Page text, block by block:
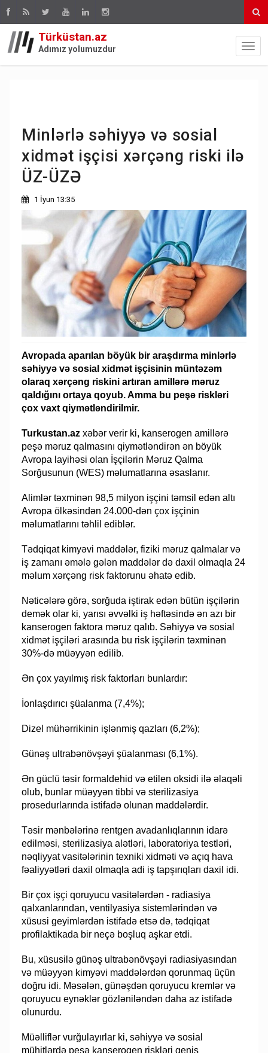
Türküstan.az
Adımız yolumuzdur
Minlərlə səhiyyə və sosial
xidmət işçisi xərçəng riski ilə
ÜZ-ÜZƏ
1 İyun 13:35
Avropada aparılan böyük bir araşdırma minlərlə
səhiyyə və sosial xidmət işçisinin müntəzəm
olaraq xərçəng riskini artıran amillərə məruz
qaldığını ortaya qoyub. Amma bu peşə riskləri
çox vaxt qiymətləndirilmir.
Turkustan.azxəbər verir ki, kanserogen amillərə
peşə məruz qalmasını qiymətləndirən ən böyük
Avropa layihəsi olan İşçilərin Məruz Qalma
Sorğusunun (WES) məlumatlarına əsaslanır.
Alimlər təxminən 98,5 milyon işçini təmsil edən altı
Avropa ölkəsindən 24.000-dən çox işçinin
məlumatlarını təhlil ediblər.
Tədqiqat kimyəvi maddələr, fiziki məruz qalmalar və
iş zamanı əmələ gələn maddələr də daxil olmaqla 24
məlum xərçəng risk faktorunu əhatə edib.
Nəticələrə görə, sorğuda iştirak edən bütün işçilərin
demək olar ki, yarısı əvvəlki iş həftəsində ən azı bir
kanserogen faktora məruz qalıb. Səhiyyə və sosial
xidmət işçiləri arasında bu risk işçilərin təxminən
30%-də müəyyən edilib.
Ən çox yayılmış risk faktorları bunlardır:
İonlaşdırıcı şüalanma (7,4%);
Dizel mühərrikinin işlənmiş qazları (6,2%);
Günəş ultrabənövşəyi şüalanması (6,1%).
Ən güclü təsir formaldehid və etilen oksidi ilə əlaqəli
olub, bunlar müəyyən tibbi və sterilizasiya
prosedurlarında istifadə olunan maddələrdir.
Təsir mənbələrinə rentgen avadanlıqlarının idarə
edilməsi, sterilizasiya alətləri, laboratoriya testləri,
nəqliyyat vasitələrinin texniki xidməti və açıq hava
fəaliyyətləri daxil olmaqla adi iş tapşırıqları daxil idi.
Bir çox işçi qoruyucu vasitələrdən - radiasiya
qalxanlarından, ventilyasiya sistemlərindən və
xüsusi geyimlərdən istifadə etsə də, tədqiqat
profilaktikada bir neçə boşluq aşkar etdi.
Bu, xüsusilə günəş ultrabənövşəyi radiasiyasından
və müəyyən kimyəvi maddələrdən qorunmaq üçün
doğru idi. Məsələn, günəşdən qoruyucu kremlər və
qoruyucu eynəklər gözləniləndən daha az istifadə
olunurdu.
Müəlliflər vurğulayırlar ki, səhiyyə və sosial
mühitlərdə peşə kanserogen riskləri geniş